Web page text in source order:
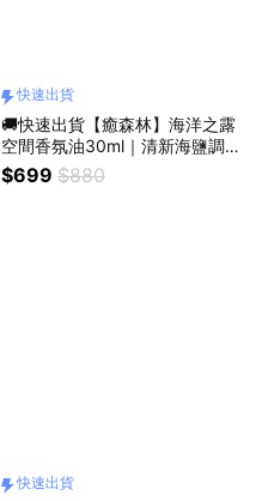
快速出貨
🚚快速出貨【癒森林】海洋之露
空間香氛油30ml｜清新海鹽調
（擴香專用／質感香氛／療癒小
物／清爽香氛）
$699 $880
快速出貨